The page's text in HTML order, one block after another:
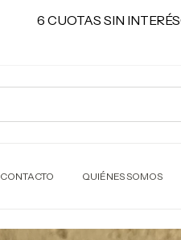
CONTACTO QUIÉNES SOMOS